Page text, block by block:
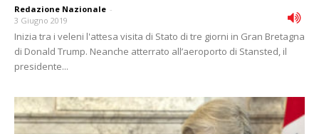
Redazione Nazionale -
3 Giugno 2019
Inizia tra i veleni l'attesa visita di Stato di tre giorni in Gran Bretagna
di Donald Trump. Neanche atterrato all’aeroporto di Stansted, il
presidente...